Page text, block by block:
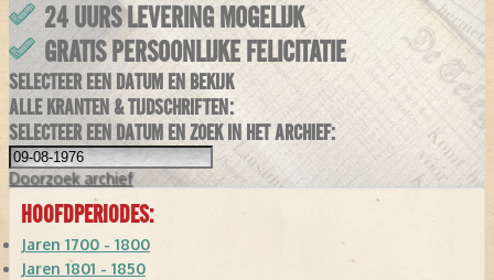
24 UURS LEVERING MOGELIJK
GRATIS PERSOONLIJKE FELICITATIE
SELECTEER EEN DATUM EN BEKIJK
ALLE KRANTEN & TIJDSCHRIFTEN:
SELECTEER EEN DATUM EN ZOEK IN HET ARCHIEF:
Doorzoek archief
HOOFDPERIODES:
Jaren 1700 - 1800
Jaren 1801 - 1850